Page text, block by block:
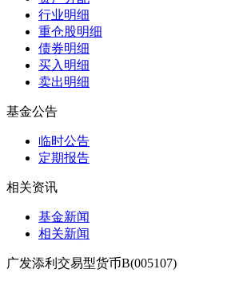
行业明细
重仓股明细
债券明细
买入明细
卖出明细
基金公告
临时公告
定期报告
相关资讯
基金新闻
相关新闻
广发添利交易型货币B(005107)